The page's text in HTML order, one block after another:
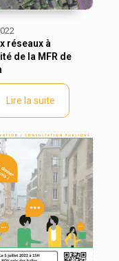
réseaux à
de la MFR de
Lire la suite